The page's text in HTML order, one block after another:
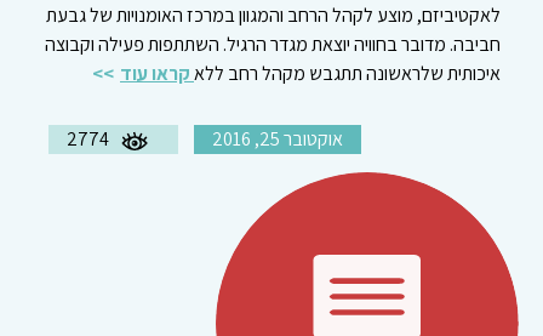
לאקטיביזם, מוצע לקהל הרחב והמגוון במרכז האומנויות של גבעת
חביבה. מדובר בחוויה יוצאת מגדר הרגיל. השתתפות פעילה וקבוצה
איכותית שלראשונה תתגבש מקהל רחב ללאקראו עוד
אוקטובר 25, 2016 2774